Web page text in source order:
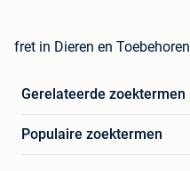
fret in Dieren en Toebehoren
Gerelateerde zoektermen
Populaire zoektermen